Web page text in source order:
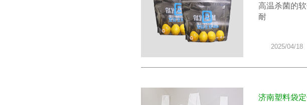
高温杀菌的
耐
2025/04/18
济南塑料袋